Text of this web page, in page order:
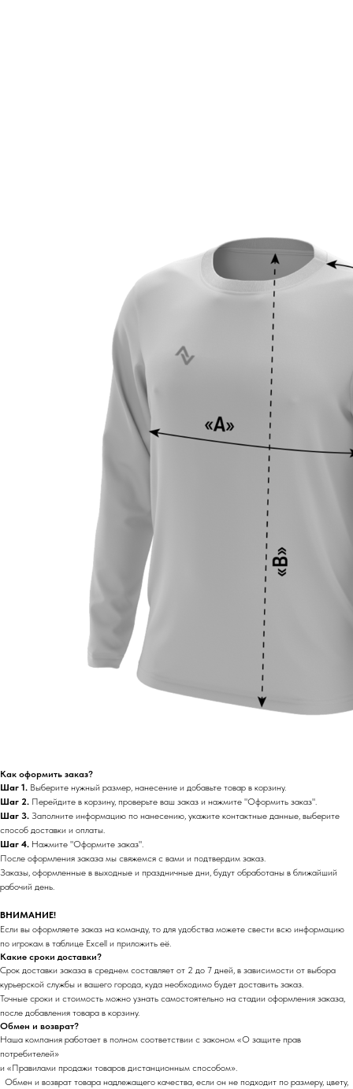
Как оформить заказ?
Шаг 1. Выберите нужный размер, нанесение и добавьте товар в корзину.
Шаг 2. Перейдите в корзину, проверьте ваш заказ и нажмите "Оформить заказ".
Шаг 3. Заполните информацию по нанесению, укажите контактные данные, выберите
способ доставки и оплаты.
Шаг 4. Нажмите "Оформите заказ".
После оформления заказа мы свяжемся с вами и подтвердим заказ.
Заказы, оформленные в выходные и праздничные дни, будут обработаны в ближайший
рабочий день.
ВНИМАНИЕ!
Если вы оформляете заказ на команду, то для удобства можете свести всю информацию
по игрокам в таблице Excell и приложить её.
Какие сроки доставки?
Срок доставки заказа в среднем составляет от 2 до 7 дней, в зависимости от выбора
курьерской службы и вашего города, куда необходимо будет доставить заказ.
Точные сроки и стоимость можно узнать самостоятельно на стадии оформления заказа,
после добавления товара в корзину.
Обмен и возврат?
Наша компания работает в полном соответствии с законом «О защите прав
потребителей»
и «Правилами продажи товаров дистанционным способом».
Обмен и возврат товара надлежащего качества, если он не подходит по размеру, цвету,